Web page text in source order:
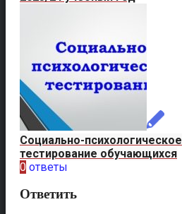
Социально-психологическое
тестирование обучающихся
0 ответы
Ответить